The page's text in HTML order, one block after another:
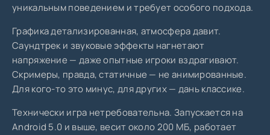
уникальным поведением и требует особого подхода.
Графика детализированная, атмосфера давит.
Саундтрек и звуковые эффекты нагнетают
напряжение — даже опытные игроки вздрагивают.
Скримеры, правда, статичные — не анимированные.
Для кого-то это минус, для других — дань классике.
Технически игра нетребовательна. Запускается на
Android 5.0 и выше, весит около 200 МБ, работает